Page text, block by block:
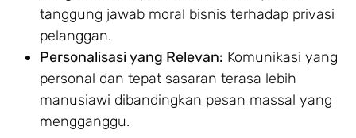
tanggung jawab moral bisnis terhadap privasi
pelanggan.
Personalisasi yang Relevan: Komunikasi yang
personal dan tepat sasaran terasa lebih
manusiawi dibandingkan pesan massal yang
mengganggu.